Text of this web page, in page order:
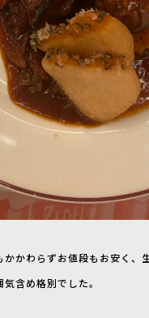
かかわらずお値段もお安く、
含め格別でした。